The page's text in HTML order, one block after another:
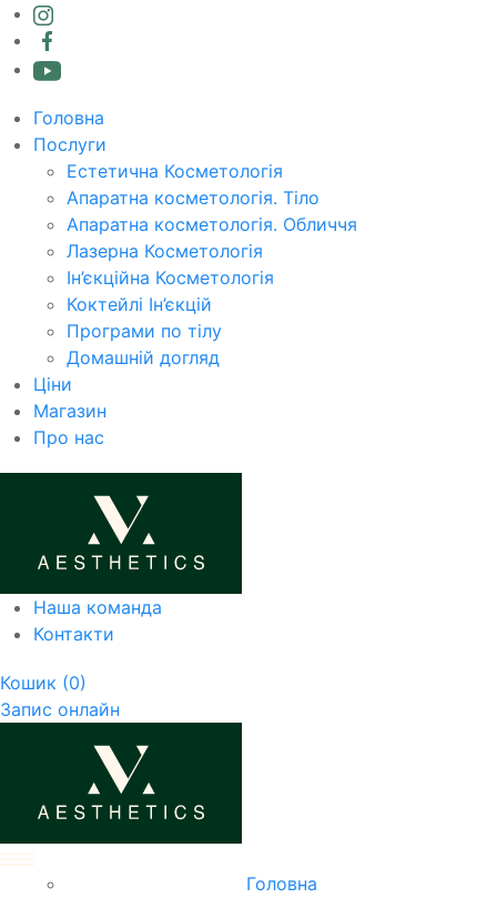
Головна
Послуги
Естетична Косметологія
Апаратна косметологія. Тіло
Апаратна косметологія. Обличчя
Лазерна Косметологія
Ін’єкційна Косметологія
Коктейлі Ін’єкцій
Програми по тілу
Домашній догляд
Ціни
Магазин
Про нас
Наша команда
Контакти
Кошик (0)
Запис онлайн
Головна